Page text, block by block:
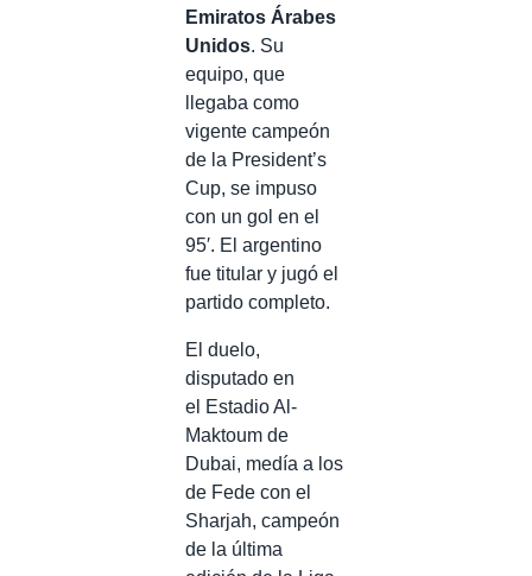
Emiratos Árabes
Unidos. Su
equipo, que
llegaba como
vigente campeón
de la President’s
Cup, se impuso
con un gol en el
95′. El argentino
fue titular y jugó el
partido completo.
El duelo,
disputado en
el Estadio Al-
Maktoum de
Dubai, medía a los
de Fede con el
Sharjah, campeón
de la última